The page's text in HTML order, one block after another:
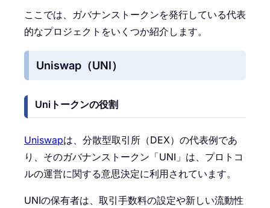
ここでは、ガバナンストークンを発行している代表
的なプロジェクトをいくつか紹介します。
Uniswap（UNI）
Uniトークンの役割
Uniswapは、分散型取引所（DEX）の代表例であ
り、そのガバナンストークン「UNI」は、プロトコ
ルの運営に関する意思決定に利用されています。
UNIの保有者は、取引手数料の設定や新しい流動性